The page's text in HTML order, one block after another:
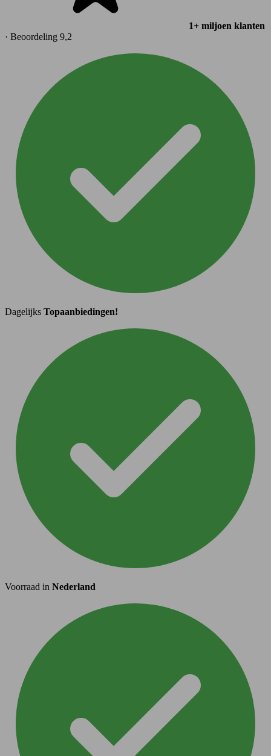
1+ miljoen klanten
· Beoordeling 9,2
Dagelijks Topaanbiedingen!
Voorraad in Nederland